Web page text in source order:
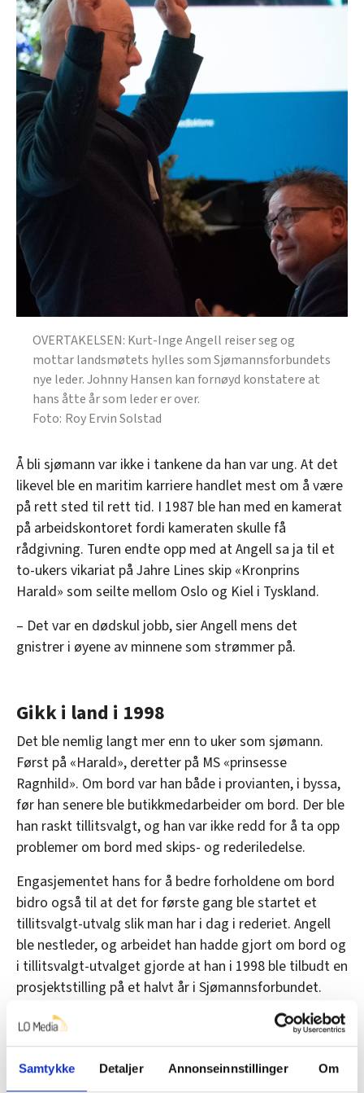
Samtykke Detaljer Annonseinnstillinger Om
OVERTAKELSEN: Kurt-Inge Angell reiser seg og
mottar landsmøtets hylles som Sjømannsforbundets
nye leder. Johnny Hansen kan fornøyd konstatere at
hans åtte år som leder er over.
Roy Ervin Solstad
Å bli sjømann var ikke i tankene da han var ung. At det
likevel ble en maritim karriere handlet mest om å være
på rett sted til rett tid. I 1987 ble han med en kamerat
på arbeidskontoret fordi kameraten skulle få
rådgivning. Turen endte opp med at Angell sa ja til et
to-ukers vikariat på Jahre Lines skip «Kronprins
Harald» som seilte mellom Oslo og Kiel i Tyskland.
– Det var en dødskul jobb, sier Angell mens det
gnistrer i øyene av minnene som strømmer på.
Gikk i land i 1998
Det ble nemlig langt mer enn to uker som sjømann.
Først på «Harald», deretter på MS «prinsesse
Ragnhild». Om bord var han både i provianten, i byssa,
før han senere ble butikkmedarbeider om bord. Der ble
han raskt tillitsvalgt, og han var ikke redd for å ta opp
problemer om bord med skips- og rederiledelse.
Engasjementet hans for å bedre forholdene om bord
bidro også til at det for første gang ble startet et
tillitsvalgt-utvalg slik man har i dag i rederiet. Angell
ble nestleder, og arbeidet han hadde gjort om bord og
i tillitsvalgt-utvalget gjorde at han i 1998 ble tilbudt en
prosjektstilling på et halvt år i Sjømannsforbundet.
Oppgaven var å lage en egen tariffavtale for
hurtigferjer. Angell beskriver det som en formalisering
av det arbeidet de hadde begynt om bord.